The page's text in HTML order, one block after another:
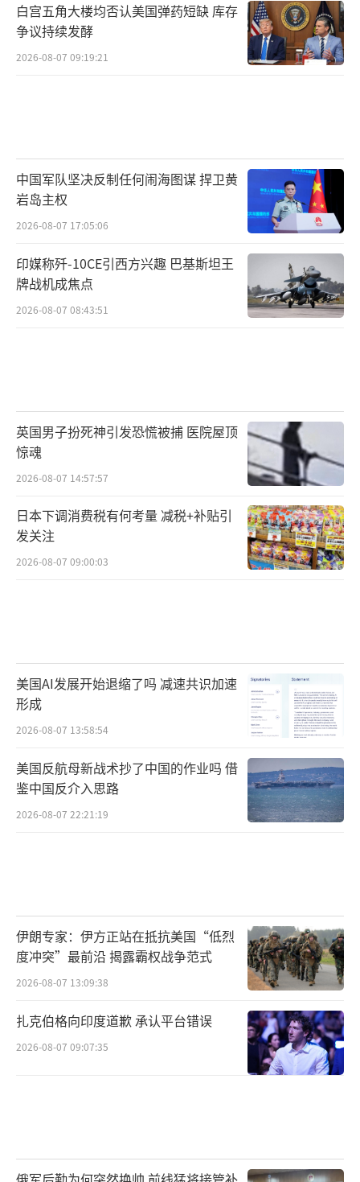
白宫五角大楼均否认美国弹药短缺 库存
争议持续发酵
2026-08-07 09:19:21
中国军队坚决反制任何闹海图谋 捍卫黄
岩岛主权
2026-08-07 17:05:06
印媒称歼-10CE引西方兴趣 巴基斯坦王
牌战机成焦点
2026-08-07 08:43:51
英国男子扮死神引发恐慌被捕 医院屋顶
惊魂
2026-08-07 14:57:57
日本下调消费税有何考量 减税+补贴引
发关注
2026-08-07 09:00:03
美国AI发展开始退缩了吗 减速共识加速
形成
2026-08-07 13:58:54
美国反航母新战术抄了中国的作业吗 借
鉴中国反介入思路
2026-08-07 22:21:19
伊朗专家：伊方正站在抵抗美国“低烈
度冲突”最前沿 揭露霸权战争范式
2026-08-07 13:09:38
扎克伯格向印度道歉 承认平台错误
2026-08-07 09:07:35